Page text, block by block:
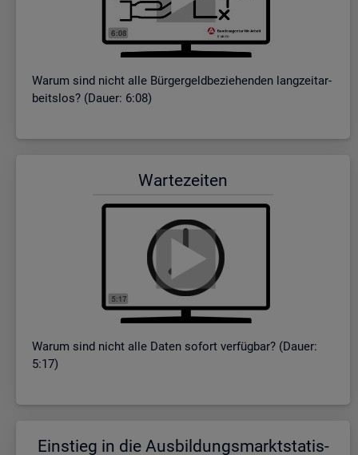
Warum sind nicht alle Bür­ger­geld­be­zie­hen­den lang­zeit­ar­
beits­los? (Dauer: 6:08)
War­te­zei­ten
Warum sind nicht alle Daten so­fort ver­füg­bar? (Dauer:
5:17)
Ein­stieg in die Aus­bil­dungs­markt­sta­tis­